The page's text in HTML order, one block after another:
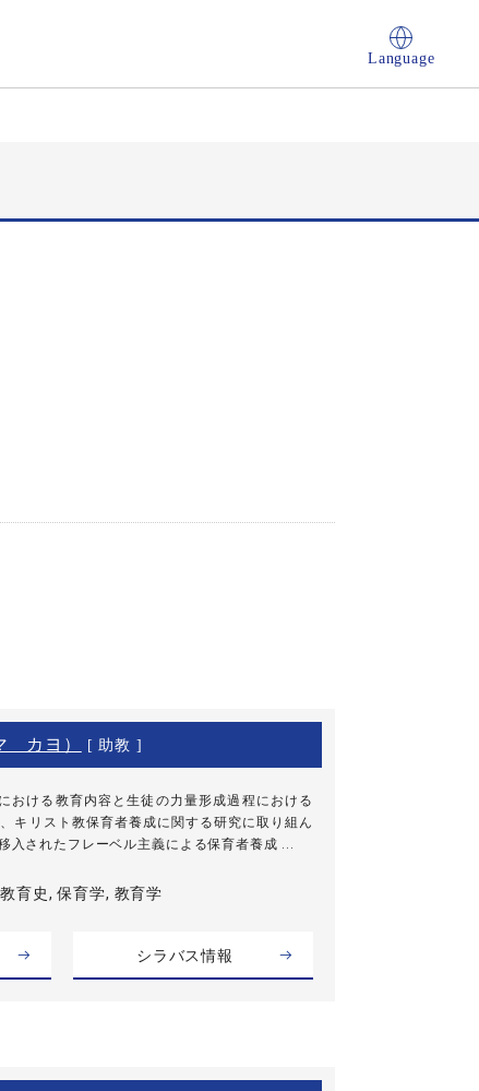
Language
カヨ） [ 助教 ]
おける教育内容と生徒の力量形成過程における
キリスト教保育者養成に関する研究に取り組ん
入されたフレーベル主義による保育者養成 ...
教育史, 保育学, 教育学
シラバス情報